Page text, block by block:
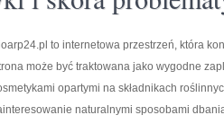
to internetowa przestrzeń, która
może być traktowana jako wygodne
opartymi na składnikach
naturalnymi sposobami